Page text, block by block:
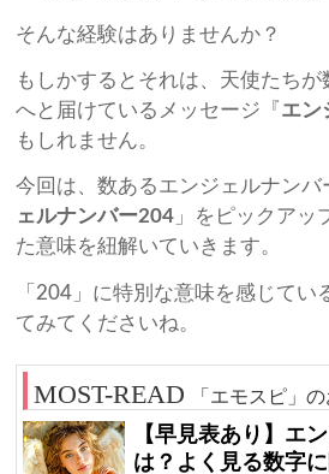
そんな経験はありませんか？
もしかするとそれは、天使たち
へと届けているメッセージ『 エン
もしれません。
今回は、数あるエンジェルナンバ
ェルナンバー204 」をピックアッ
た意味を紐解いていきます。
「204」に特別な意味を感じてい
てみてくださいね。
「エモスピ」
【早見表あり】エ
は？よく見る数字